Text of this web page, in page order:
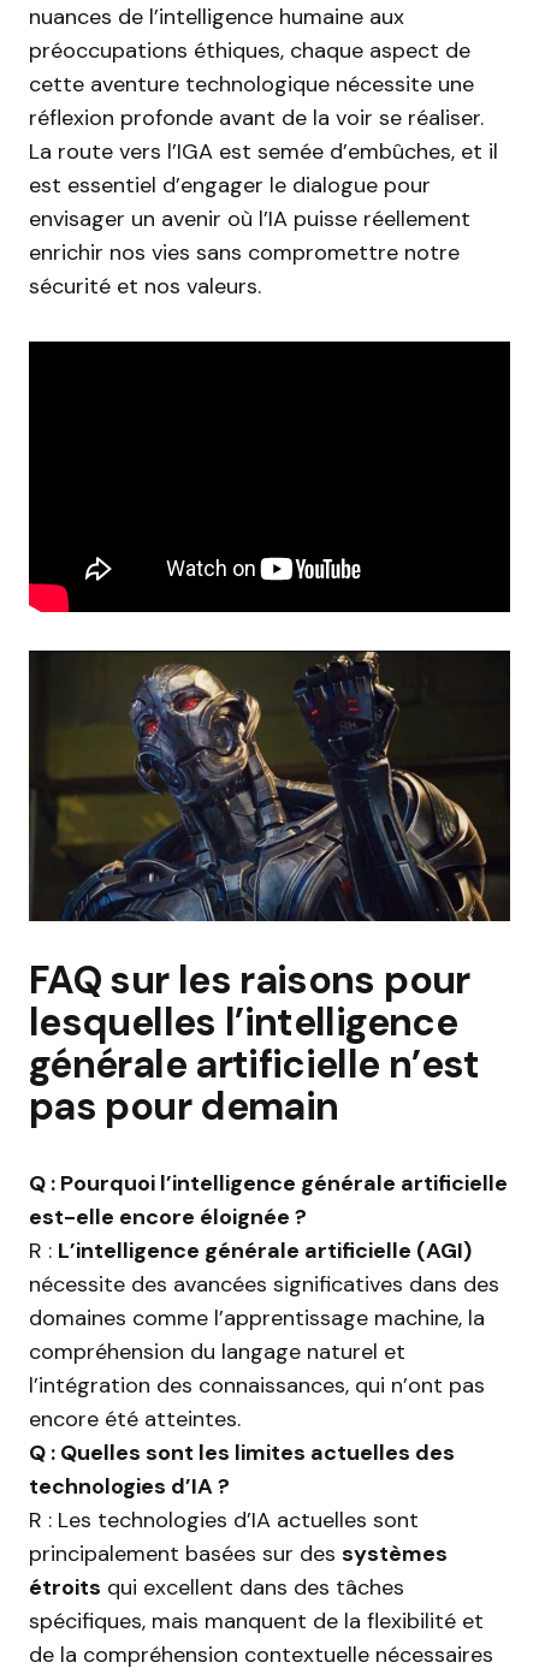
nuances de l’intelligence humaine aux
préoccupations éthiques, chaque aspect de
cette aventure technologique nécessite une
réflexion profonde avant de la voir se réaliser.
La route vers l’IGA est semée d’embûches, et il
est essentiel d’engager le dialogue pour
envisager un avenir où l’IA puisse réellement
enrichir nos vies sans compromettre notre
sécurité et nos valeurs.
FAQ sur les raisons pour
lesquelles l’intelligence
générale artificielle n’est
pas pour demain
Q : Pourquoi l’intelligence générale artificielle
est-elle encore éloignée ?
R : L’intelligence générale artificielle (AGI)
nécessite des avancées significatives dans des
domaines comme l’apprentissage machine, la
compréhension du langage naturel et
l’intégration des connaissances, qui n’ont pas
encore été atteintes.
Q : Quelles sont les limites actuelles des
technologies d’IA ?
R : Les technologies d’IA actuelles sont
principalement basées sur des systèmes
étroits qui excellent dans des tâches
spécifiques, mais manquent de la flexibilité et
de la compréhension contextuelle nécessaires